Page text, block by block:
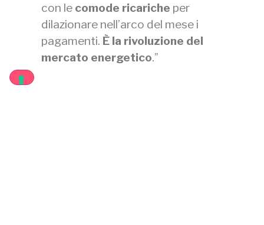
con le comode ricariche per
dilazionare nell’arco del mese i
pagamenti. È la rivoluzione del
mercato energetico.”